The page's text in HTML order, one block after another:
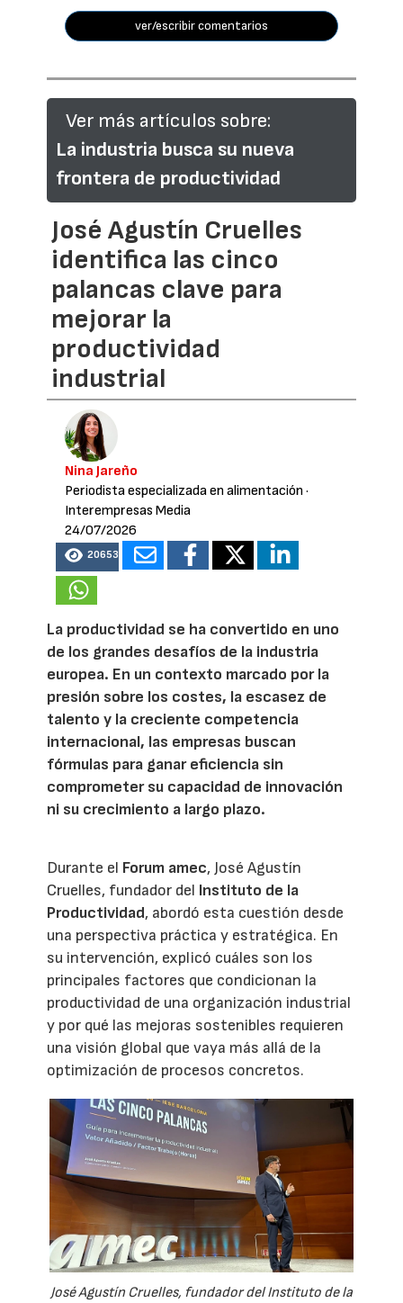
ver/escribir comentarios
Ver más artículos sobre:
La industria busca su nueva
frontera de productividad
José Agustín Cruelles
identifica las cinco
palancas clave para
mejorar la
productividad
industrial
Nina Jareño
Periodista especializada en alimentación ·
Interempresas Media
24/07/2026
20653
La productividad se ha convertido en uno
de los grandes desafíos de la industria
europea. En un contexto marcado por la
presión sobre los costes, la escasez de
talento y la creciente competencia
internacional, las empresas buscan
fórmulas para ganar eficiencia sin
comprometer su capacidad de innovación
ni su crecimiento a largo plazo.
Durante el Forum amec, José Agustín
Cruelles, fundador del Instituto de la
Productividad, abordó esta cuestión desde
una perspectiva práctica y estratégica. En
su intervención, explicó cuáles son los
principales factores que condicionan la
productividad de una organización industrial
y por qué las mejoras sostenibles requieren
una visión global que vaya más allá de la
optimización de procesos concretos.
José Agustín Cruelles, fundador del Instituto de la